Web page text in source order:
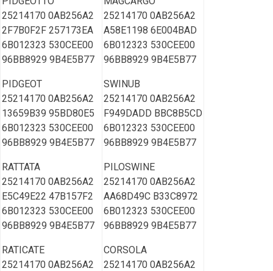
25214170 0AB256A2
2F7B0F2F 257173EA
6B012323 530CEE00
96BB8929 9B4E5B77
PIDGEOT
25214170 0AB256A2
13659B39 95BD80E5
6B012323 530CEE00
96BB8929 9B4E5B77
RATTATA
25214170 0AB256A2
E5C49E22 47B157F2
6B012323 530CEE00
96BB8929 9B4E5B77
RATICATE
25214170 0AB256A2
25214170 0AB256A2
A58E1198 6E004BAD
6B012323 530CEE00
96BB8929 9B4E5B77
SWINUB
25214170 0AB256A2
F949DADD BBC8B5CD
6B012323 530CEE00
96BB8929 9B4E5B77
PILOSWINE
25214170 0AB256A2
AA68D49C B33C8972
6B012323 530CEE00
96BB8929 9B4E5B77
CORSOLA
25214170 0AB256A2